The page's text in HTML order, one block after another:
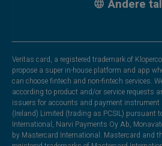
Andere
Veritas card, a registered trademark of
propose a super in-house platform and app
can choose fintech and non-fintech services.
according to product and/or service requests
issuers for accounts and payment instrument
(Ireland) Limited (trading as PCSIL) pursuant
International, Narvi Payments Oy Ab,
by Mastercard International. Mastercard and